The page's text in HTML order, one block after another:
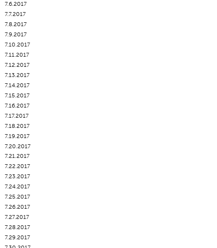
7.6.2017
7.7.2017
7.8.2017
7.9.2017
7.10.2017
7.11.2017
7.12.2017
7.13.2017
7.14.2017
7.15.2017
7.16.2017
7.17.2017
7.18.2017
7.19.2017
7.20.2017
7.21.2017
7.22.2017
7.23.2017
7.24.2017
7.25.2017
7.26.2017
7.27.2017
7.28.2017
7.29.2017